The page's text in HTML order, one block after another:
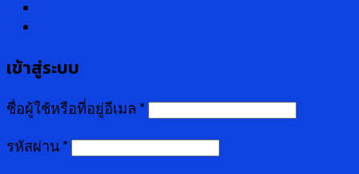
เข้าสู่ระบบ
ชื่อผู้ใช้หรือที่อยู่อีเมล *
รหัสผ่าน *